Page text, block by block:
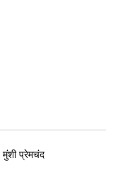
मुंशी प्रेमचंद